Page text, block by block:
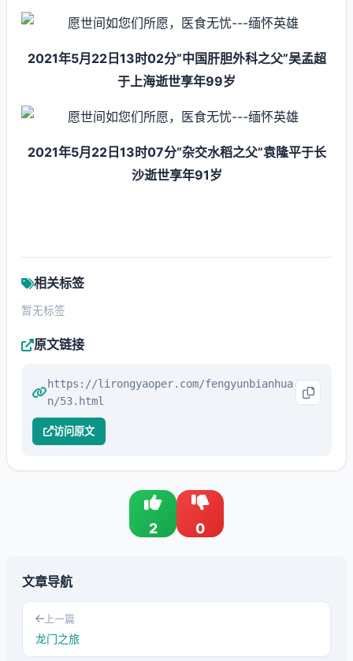
2021年5月22日13时02分“中国肝胆外科之父”吴孟超
于上海逝世享年99岁
2021年5月22日13时07分“杂交水稻之父”袁隆平于长
沙逝世享年91岁
相关标签
暂无标签
原文链接
https://lirongyaoper.com/fengyunbianhua
n/53.html
访问原文
2 0
文章导航
上一篇
龙门之旅